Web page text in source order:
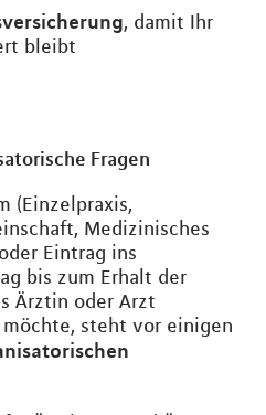
, damit Ihr
bleibt
Fragen
(Einzelpraxis,
Medizinisches
Eintrag ins
bis zum Erhalt der
Ärztin oder Arzt
steht vor einigen